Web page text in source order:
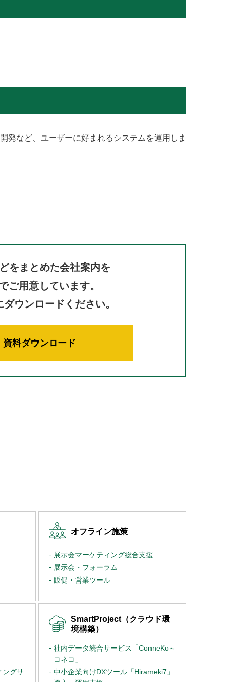
発など、ユーザーに好まれるシステムを運用しま
をまとめた会社案内を
ご用意しています。
ダウンロードください。
資料ダウンロード
オフライン施策
展示会マーケティング総合支援
展示会・フォーラム
販促・営業ツール
ングサ
SmartProject（クラウド環
境構築）
社内データ統合サービス「ConneKo～
コネコ」
中小企業向けDXツール「Hirameki7」